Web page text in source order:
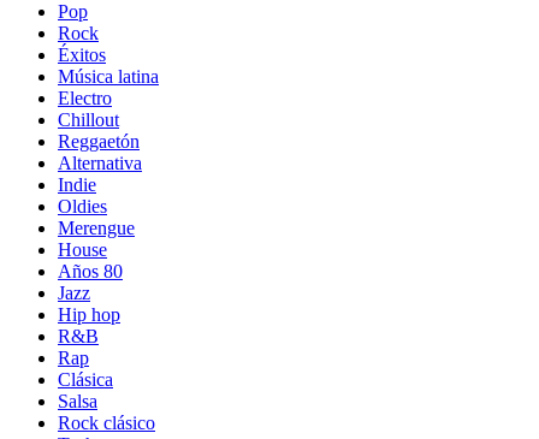
Pop
Rock
Éxitos
Música latina
Electro
Chillout
Reggaetón
Alternativa
Indie
Oldies
Merengue
House
Años 80
Jazz
Hip hop
R&B
Rap
Clásica
Salsa
Rock clásico